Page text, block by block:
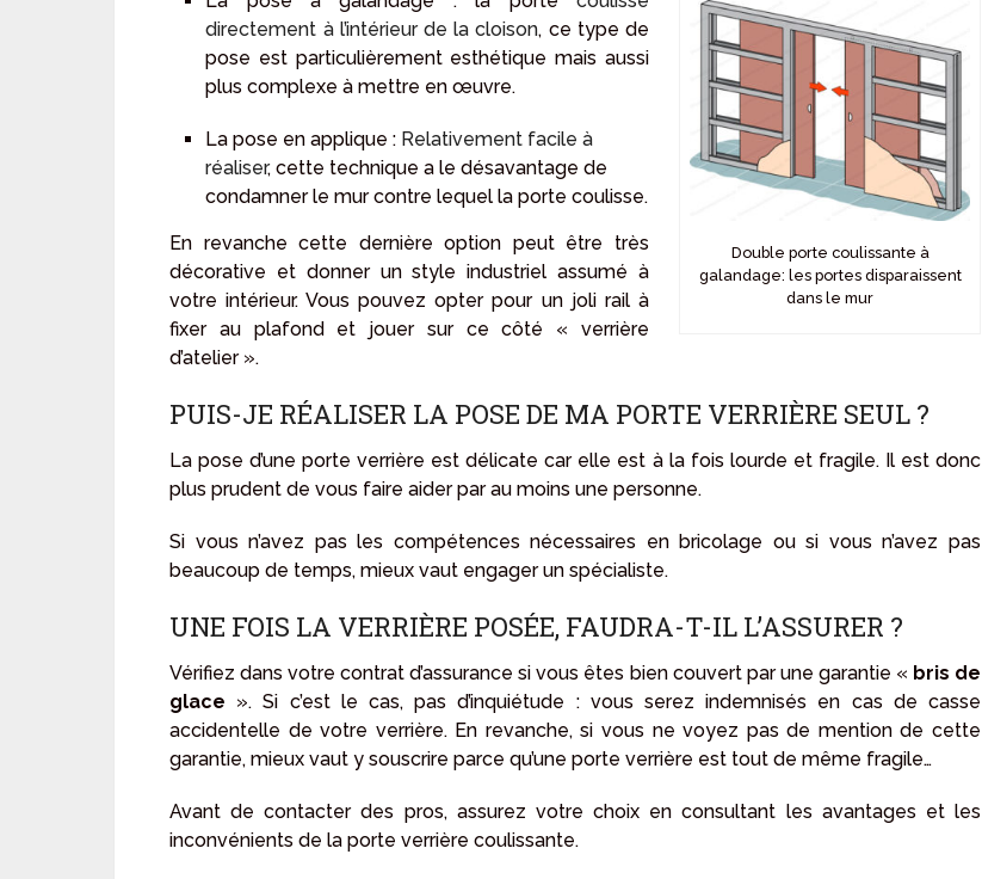
Double porte coulissante à
galandage: les portes disparaissent
dans le mur
directement à l’intérieur de la cloison, ce type de
pose est particulièrement esthétique mais aussi
plus complexe à mettre en œuvre.
La pose en applique : Relativement facile à
réaliser, cette technique a le désavantage de
condamner le mur contre lequel la porte coulisse.
En revanche cette dernière option peut être très
décorative et donner un style industriel assumé à
votre intérieur. Vous pouvez opter pour un joli rail à
fixer au plafond et jouer sur ce côté « verrière
d’atelier ».
PUIS-JE RÉALISER LA POSE DE MA PORTE VERRIÈRE SEUL ?
La pose d’une porte verrière est délicate car elle est à la fois lourde et fragile. Il est donc
plus prudent de vous faire aider par au moins une personne.
Si vous n’avez pas les compétences nécessaires en bricolage ou si vous n’avez pas
beaucoup de temps, mieux vaut engager un spécialiste.
UNE FOIS LA VERRIÈRE POSÉE, FAUDRA-T-IL L’ASSURER ?
Vérifiez dans votre contrat d’assurance si vous êtes bien couvert par une garantie « bris de
glace ». Si c’est le cas, pas d’inquiétude : vous serez indemnisés en cas de casse
accidentelle de votre verrière. En revanche, si vous ne voyez pas de mention de cette
garantie, mieux vaut y souscrire parce qu’une porte verrière est tout de même fragile…
Avant de contacter des pros, assurez votre choix en consultant les avantages et les
inconvénients de la porte verrière coulissante.